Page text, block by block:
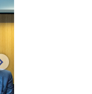
volgende afbeelding